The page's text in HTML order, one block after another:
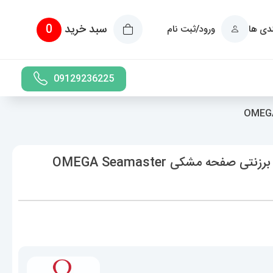
ها ورود/ثبت نام سبد خرید 0
09129236225
ساعت امگا سیمستر مردانه کرنوگراف بند برزنتی صفحه مشکی OMEGA Seamaster